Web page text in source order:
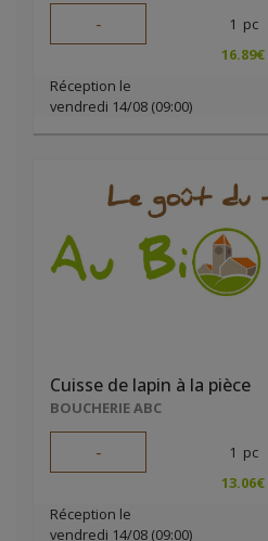
- 1 pc
16.89€
Réception le
vendredi 14/08 (09:00)
Cuisse de lapin à la pièce
BOUCHERIE ABC
- 1 pc
13.06€
Réception le
vendredi 14/08 (09:00)